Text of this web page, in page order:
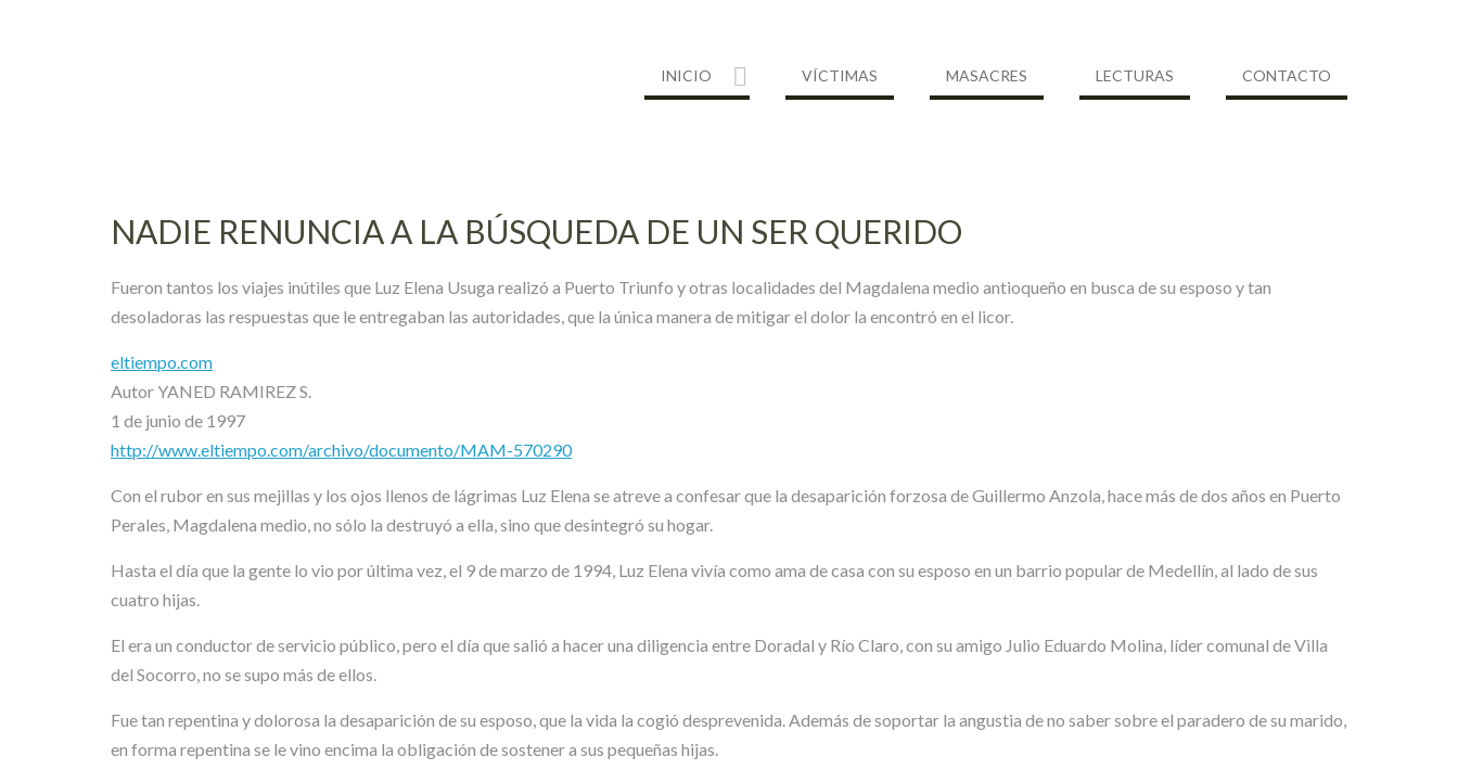
INICIO VÍCTIMAS MASACRES LECTURAS CONTACTO
NADIE RENUNCIA A LA BÚSQUEDA DE UN SER QUERIDO
Fueron tantos los viajes inútiles que Luz Elena Usuga realizó a Puerto Triunfo y otras localidades del Magdalena medio antioqueño en busca de su esposo y tan
desoladoras las respuestas que le entregaban las autoridades, que la única manera de mitigar el dolor la encontró en el licor.
eltiempo.com
Autor YANED RAMIREZ S.
1 de junio de 1997
http://www.eltiempo.com/archivo/documento/MAM-570290
Con el rubor en sus mejillas y los ojos llenos de lágrimas Luz Elena se atreve a confesar que la desaparición forzosa de Guillermo Anzola, hace más de dos años en Puerto
Perales, Magdalena medio, no sólo la destruyó a ella, sino que desintegró su hogar.
Hasta el día que la gente lo vio por última vez, el 9 de marzo de 1994, Luz Elena vivía como ama de casa con su esposo en un barrio popular de Medellín, al lado de sus
cuatro hijas.
El era un conductor de servicio público, pero el día que salió a hacer una diligencia entre Doradal y Río Claro, con su amigo Julio Eduardo Molina, líder comunal de Villa
del Socorro, no se supo más de ellos.
Fue tan repentina y dolorosa la desaparición de su esposo, que la vida la cogió desprevenida. Además de soportar la angustia de no saber sobre el paradero de su marido,
en forma repentina se le vino encima la obligación de sostener a sus pequeñas hijas.